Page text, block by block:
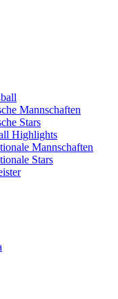
Mannschaften
Stars
Highlights
Mannschaften
Stars